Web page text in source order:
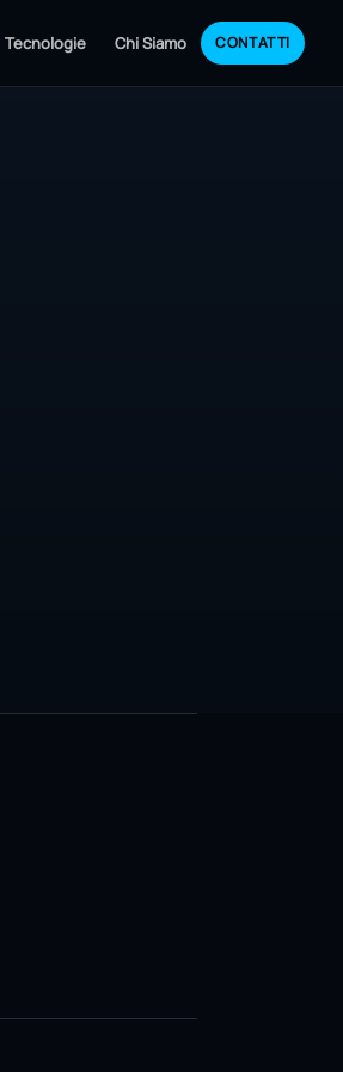
Tecnologie Chi Siamo CONTATTI